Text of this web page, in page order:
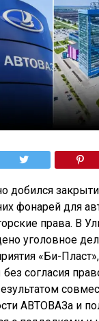
добился
фонарей для
права. В
уголовное
«Би-
согласия
АВТОВАЗа и